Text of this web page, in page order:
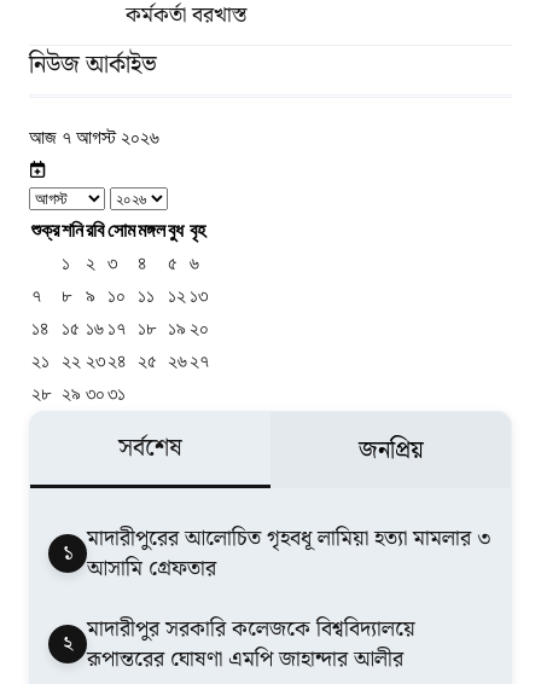
কর্মকর্তা বরখাস্ত
নিউজ আর্কাইভ
আজ ৭ আগস্ট ২০২৬
শুক্রশনিরবিসোমমঙ্গলবুধ বৃহ
১
২ ৩ ৪ ৫
৬
৭
৮ ৯ ১০ ১১ ১২ ১৩
১৪
১৫ ১৬ ১৭ ১৮ ১৯ ২০
২১
২২ ২৩২৪ ২৫ ২৬২৭
২৮ ২৯ ৩০৩১
সর্বশেষ জনপ্রিয়
১ মাদারীপুরের আলোচিত গৃহবধূ লামিয়া হত্যা মামলার ৩
আসামি গ্রেফতার
২ মাদারীপুর সরকারি কলেজকে বিশ্ববিদ্যালয়ে
রূপান্তরের ঘোষণা এমপি জাহান্দার আলীর